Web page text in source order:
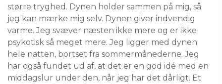
større tryghed. Dynen holder sammen på mig, så
jeg kan mærke mig selv. Dynen giver indvendig
varme. Jeg svæver næsten ikke mere og er ikke
psykotisk så meget mere. Jeg ligger med dynen
hele natten, bortset fra sommermånederne. Jeg
har også fundet ud af, at det er en god idé med en
middagslur under den, når jeg har det dårligt. Et